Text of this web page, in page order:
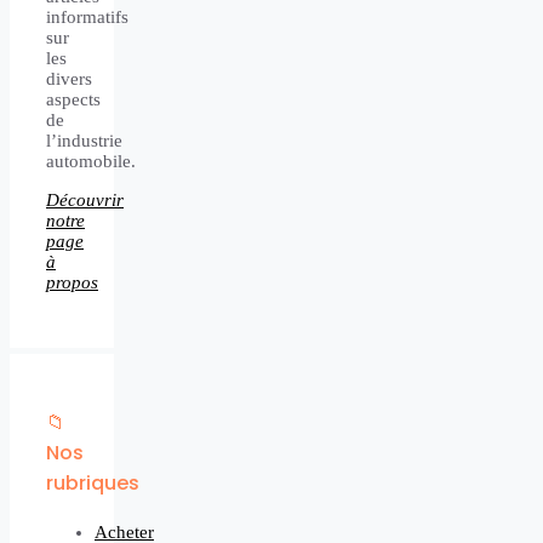
informatifs
sur
les
divers
aspects
de
l’industrie
automobile.
Découvrir
notre
page
à
propos
📁
Nos
rubriques
Acheter